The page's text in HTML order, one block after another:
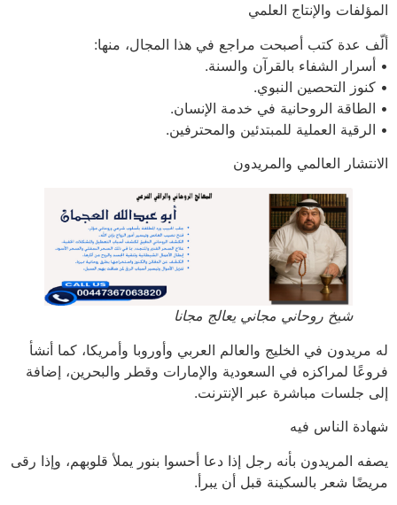
المؤلفات والإنتاج العلمي
ألّف عدة كتب أصبحت مراجع في هذا المجال، منها:
• أسرار الشفاء بالقرآن والسنة.
• كنوز التحصين النبوي.
• الطاقة الروحانية في خدمة الإنسان.
• الرقية العملية للمبتدئين والمحترفين.
الانتشار العالمي والمريدون
شيخ روحاني مجاني يعالج مجانا
له مريدون في الخليج والعالم العربي وأوروبا وأمريكا، كما أنشأ
فروعًا لمراكزه في السعودية والإمارات وقطر والبحرين، إضافة
إلى جلسات مباشرة عبر الإنترنت.
شهادة الناس فيه
يصفه المريدون بأنه رجل إذا دعا أحسوا بنور يملأ قلوبهم، وإذا رقى
مريضًا شعر بالسكينة قبل أن يبرأ.